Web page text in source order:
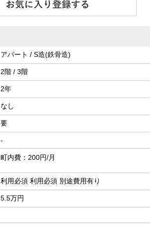
アパート / S造(鉄骨造)
2階 / 3階
2年
なし
要
-
町内費：200円/月
利用必須 利用必須 別途費用有り
5.5万円